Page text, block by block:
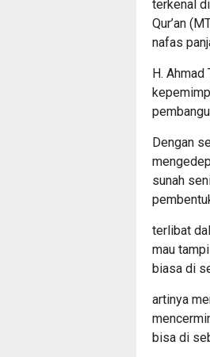
terkenal
Qur’an
nafas
H.
Dengan
sunah
terlibat
mau
biasa di
artinya
bisa di